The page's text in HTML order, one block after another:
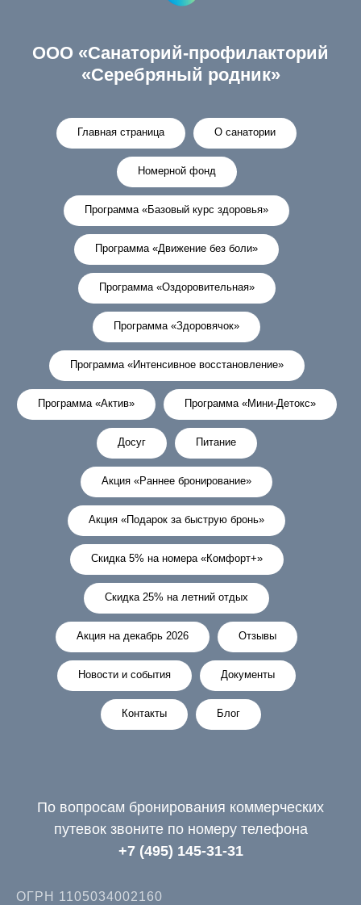
ООО «Санаторий-профилакторий
«Серебряный родник»
Главная страница О санатории
Номерной фонд
Программа «Базовый курс здоровья»
Программа «Движение без боли»
Программа «Оздоровительная»
Программа «Здоровячок»
Программа «Интенсивное восстановление»
Программа «Актив» Программа «Мини-Детокс»
Досуг Питание
Акция «Раннее бронирование»
Акция «Подарок за быструю бронь»
Скидка 5% на номера «Комфорт+»
Скидка 25% на летний отдых
Акция на декабрь 2026 Отзывы
Новости и события Документы
Контакты Блог
По вопросам бронирования коммерческих
путевок звоните по номеру телефона
+7 (495) 145-31-31
ОГРН 1105034002160